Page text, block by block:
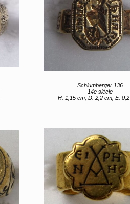
Schlumberger.136
14e siècle
H. 1,15 cm, D. 2,2 cm, E.